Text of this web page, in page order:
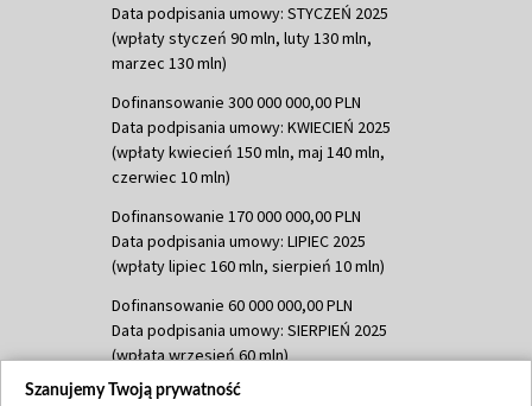
Data podpisania umowy: STYCZEŃ 2025
(wpłaty styczeń 90 mln, luty 130 mln,
marzec 130 mln)
Dofinansowanie 300 000 000,00 PLN
Data podpisania umowy: KWIECIEŃ 2025
(wpłaty kwiecień 150 mln, maj 140 mln,
czerwiec 10 mln)
Dofinansowanie 170 000 000,00 PLN
Data podpisania umowy: LIPIEC 2025
(wpłaty lipiec 160 mln, sierpień 10 mln)
Dofinansowanie 60 000 000,00 PLN
Data podpisania umowy: SIERPIEŃ 2025
(wpłata wrzesień 60 mln)
Dofinansowanie 635 783 051,21 PLN
Szanujemy Twoją prywatność